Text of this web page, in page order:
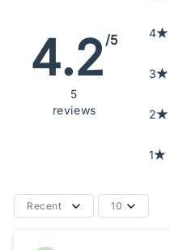
4.2 /5
5
reviews
4
3
2
1
Recent 10